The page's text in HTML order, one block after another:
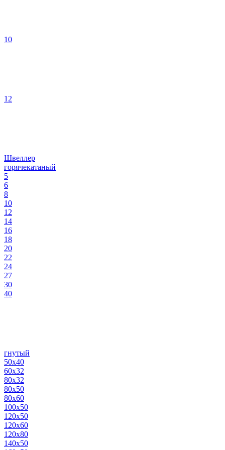
10
12
Швеллер
горячекатаный
5
6
8
10
12
14
16
18
20
22
24
27
30
40
гнутый
50х40
60х32
80х32
80х50
80х60
100х50
120х50
120х60
120х80
140х50